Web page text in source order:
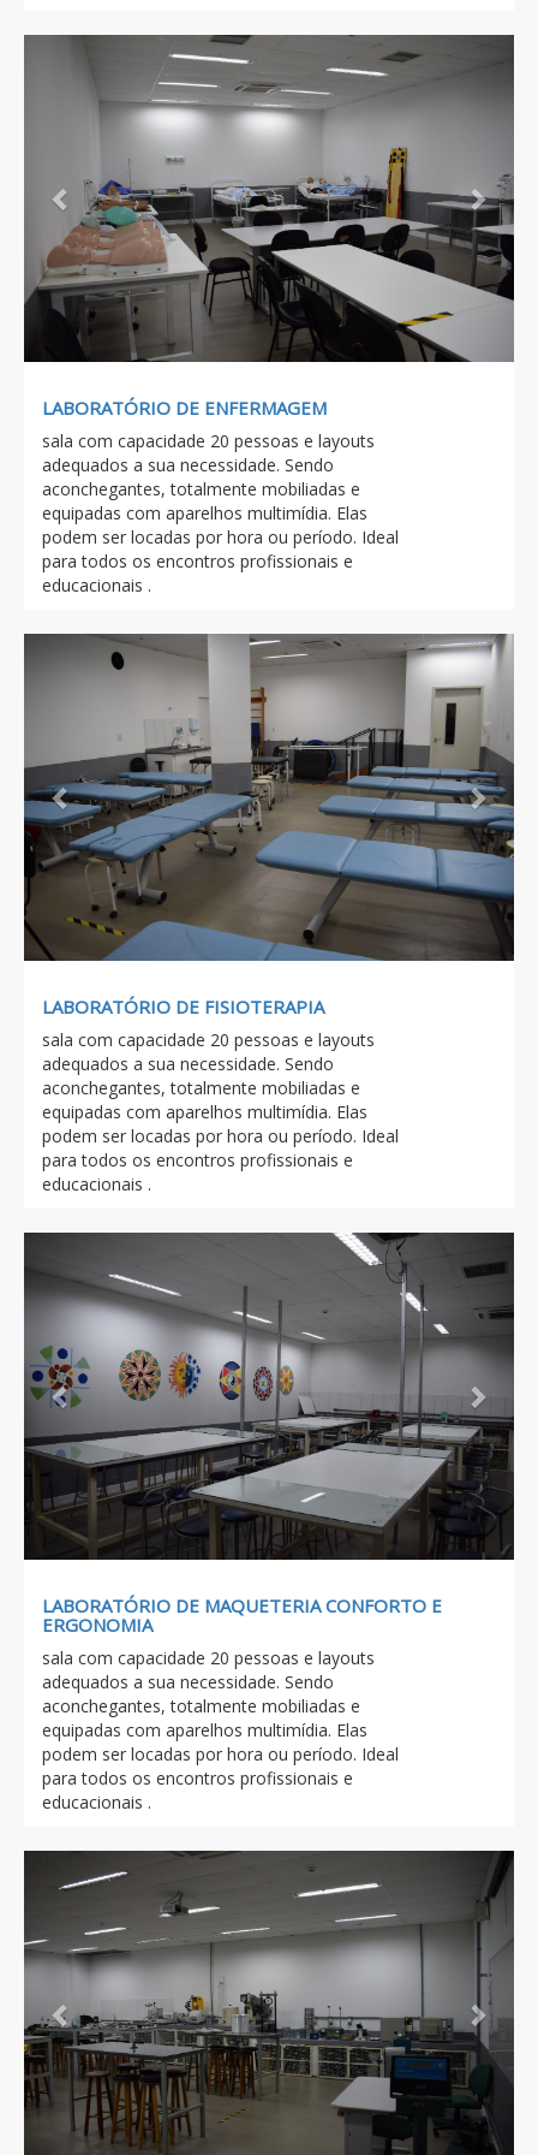
LABORATÓRIO DE ENFERMAGEM
sala com capacidade 20 pessoas e layouts
adequados a sua necessidade. Sendo
aconchegantes, totalmente mobiliadas e
equipadas com aparelhos multimídia. Elas
podem ser locadas por hora ou período. Ideal
para todos os encontros profissionais e
educacionais .
Previous Next
LABORATÓRIO DE FISIOTERAPIA
sala com capacidade 20 pessoas e layouts
adequados a sua necessidade. Sendo
aconchegantes, totalmente mobiliadas e
equipadas com aparelhos multimídia. Elas
podem ser locadas por hora ou período. Ideal
para todos os encontros profissionais e
educacionais .
LABORATÓRIO DE MAQUETERIA CONFORTO E
ERGONOMIA
sala com capacidade 20 pessoas e layouts
adequados a sua necessidade. Sendo
aconchegantes, totalmente mobiliadas e
equipadas com aparelhos multimídia. Elas
podem ser locadas por hora ou período. Ideal
para todos os encontros profissionais e
educacionais .
Previous Next